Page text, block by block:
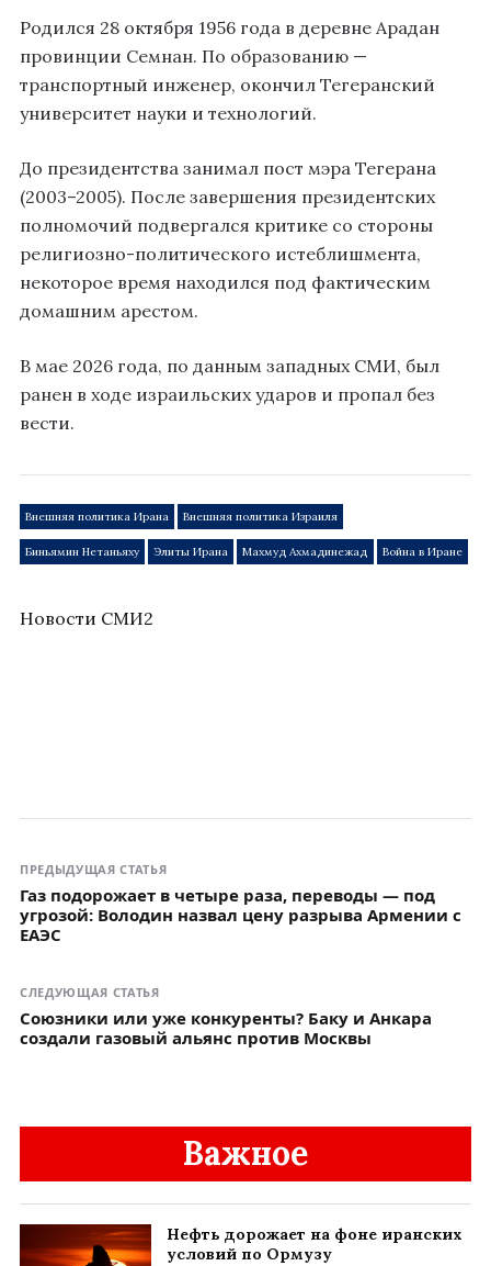
Родился 28 октября 1956 года в деревне Арадан
провинции Семнан. По образованию —
транспортный инженер, окончил Тегеранский
университет науки и технологий.
До президентства занимал пост мэра Тегерана
(2003–2005). После завершения президентских
полномочий подвергался критике со стороны
религиозно-политического истеблишмента,
некоторое время находился под фактическим
домашним арестом.
В мае 2026 года, по данным западных СМИ, был
ранен в ходе израильских ударов и пропал без
вести.
Внешняя политика Ирана Внешняя политика Израиля
Биньямин Нетаньяху Элиты Ирана Махмуд Ахмадинежад Война в Иране
Новости СМИ2
ПРЕДЫДУЩАЯ СТАТЬЯ
Газ подорожает в четыре раза, переводы — под
угрозой: Володин назвал цену разрыва Армении с
ЕАЭС
СЛЕДУЮЩАЯ СТАТЬЯ
Союзники или уже конкуренты? Баку и Анкара
создали газовый альянс против Москвы
Важное
Нефть дорожает на фоне иранских
условий по Ормузу